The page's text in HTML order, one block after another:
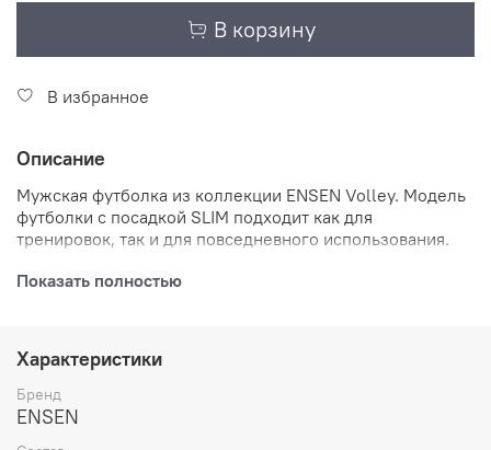
В корзину
В избранное
Описание
Мужская футболка из коллекции ENSEN Volley. Модель
футболки с посадкой SLIM подходит как для
тренировок, так и для повседневного использования.
ПосадкаSLIM подчеркивает естественные линии тела,
Футболка изготовлена из современного трикотажного
лайкра (8%). Благодаря наличию лайкры в составе,
футболка имеет достаточную растяжимость и
Показать полностью
Характеристики
Бренд
ENSEN